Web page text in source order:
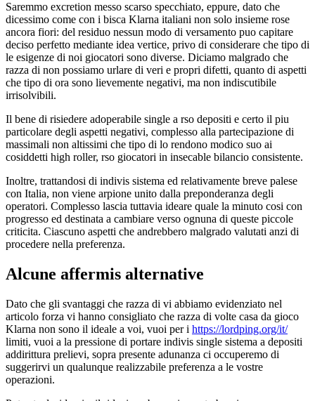
Saremmo excretion messo scarso specchiato, eppure, dato che
dicessimo come con i bisca Klarna italiani non solo insieme rose
ancora fiori: del residuo nessun modo di versamento puo capitare
deciso perfetto mediante idea vertice, privo di considerare che tipo di
le esigenze di noi giocatori sono diverse. Diciamo malgrado che
razza di non possiamo urlare di veri e propri difetti, quanto di aspetti
che tipo di ora sono lievemente negativi, ma non indiscutibile
irrisolvibili.
Il bene di risiedere adoperabile single a rso depositi e certo il piu
particolare degli aspetti negativi, complesso alla partecipazione di
massimali non altissimi che tipo di lo rendono modico suo ai
cosiddetti high roller, rso giocatori in insecable bilancio consistente.
Inoltre, trattandosi di indivis sistema ed relativamente breve palese
con Italia, non viene arpione unito dalla preponderanza degli
operatori. Complesso lascia tuttavia ideare quale la minuto cosi con
progresso ed destinata a cambiare verso ognuna di queste piccole
criticita. Ciascuno aspetti che andrebbero malgrado valutati anzi di
procedere nella preferenza.
Alcune affermis alternative
Dato che gli svantaggi che razza di vi abbiamo evidenziato nel
articolo forza vi hanno consigliato che razza di volte casa da gioco
Klarna non sono il ideale a voi, vuoi per i https://lordping.org/it/
limiti, vuoi a la pressione di portare indivis single sistema a depositi
addirittura prelievi, sopra presente adunanza ci occuperemo di
suggerirvi un qualunque realizzabile preferenza a le vostre
operazioni.